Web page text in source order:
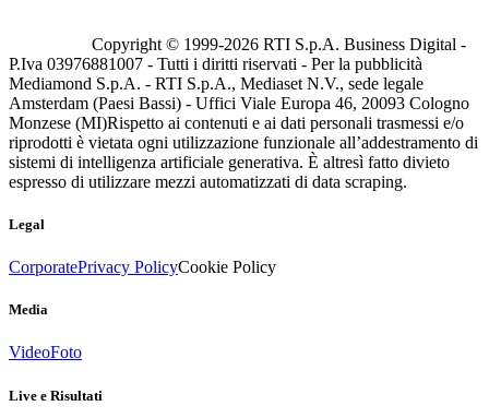
Copyright © 1999-2026 RTI S.p.A. Business Digital -
P.Iva 03976881007 - Tutti i diritti riservati - Per la pubblicità
Mediamond S.p.A. - RTI S.p.A., Mediaset N.V., sede legale
Amsterdam (Paesi Bassi) - Uffici Viale Europa 46, 20093 Cologno
Monzese (MI)Rispetto ai contenuti e ai dati personali trasmessi e/o
riprodotti è vietata ogni utilizzazione funzionale all’addestramento di
sistemi di intelligenza artificiale generativa. È altresì fatto divieto
espresso di utilizzare mezzi automatizzati di data scraping.
Legal
CorporatePrivacy PolicyCookie Policy
Media
VideoFoto
Live e Risultati